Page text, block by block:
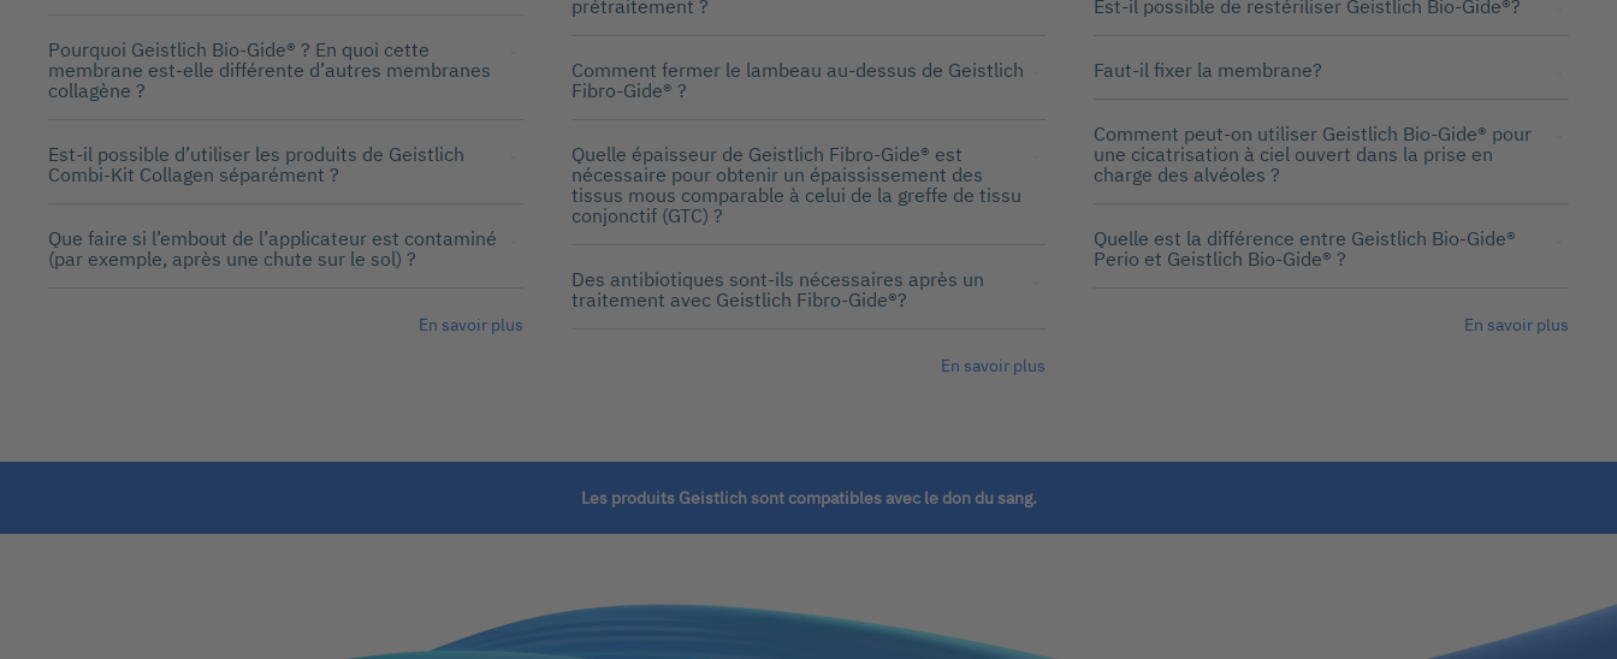
Pourquoi Geistlich Bio-Gide® ? En quoi cette
membrane est-elle différente d’autres membranes
collagène ?
Est-il possible d’utiliser les produits de Geistlich
Combi-Kit Collagen séparément ?
Que faire si l’embout de l’applicateur est contaminé
(par exemple, après une chute sur le sol) ?
En savoir plus
prétraitement ?
Comment fermer le lambeau au-dessus de Geistlich
Fibro-Gide® ?
Quelle épaisseur de Geistlich Fibro-Gide® est
nécessaire pour obtenir un épaississement des
tissus mous comparable à celui de la greffe de tissu
conjonctif (GTC) ?
Des antibiotiques sont-ils nécessaires après un
traitement avec Geistlich Fibro-Gide®?
En savoir plus
Est-il possible de restériliser Geistlich Bio-Gide®?
Faut-il fixer la membrane?
Comment peut-on utiliser Geistlich Bio-Gide® pour
une cicatrisation à ciel ouvert dans la prise en
charge des alvéoles ?
Quelle est la différence entre Geistlich Bio-Gide®
Perio et Geistlich Bio-Gide® ?
En savoir plus
Les produits Geistlich sont compatibles avec le don du sang.